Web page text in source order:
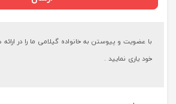
با عضویت و پیوستن به خانواده گیلامی ما را در
خود یاری نمایید .